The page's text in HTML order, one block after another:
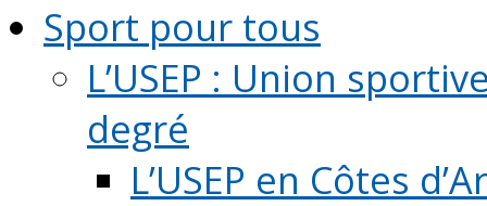
Sport pour tous
L’USEP : Union
degré
L’USEP en Côtes